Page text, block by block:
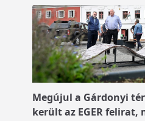
Megújul a Gárdonyi
került az EGER felirat,